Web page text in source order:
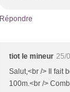
Répondre
tiot le mineur 25/
Salut,<br /> Il fait
100m.<br />